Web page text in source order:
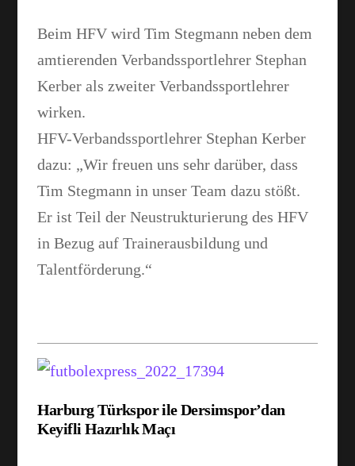
Beim HFV wird Tim Stegmann neben dem
amtierenden Verbandssportlehrer Stephan
Kerber als zweiter Verbandssportlehrer
wirken.
HFV-Verbandssportlehrer Stephan Kerber
dazu: „Wir freuen uns sehr darüber, dass
Tim Stegmann in unser Team dazu stößt.
Er ist Teil der Neustrukturierung des HFV
in Bezug auf Trainerausbildung und
Talentförderung.“
Harburg Türkspor ile Dersimspor’dan
Keyifli Hazırlık Maçı